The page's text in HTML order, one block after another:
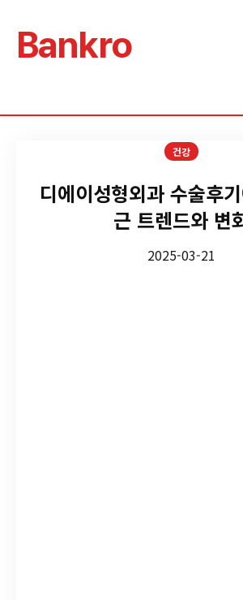
Bankro
건강
디에이성형외과 수술후
근 트렌드와 변
2025-03-21